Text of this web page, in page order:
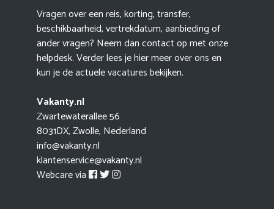
Vragen over een reis, korting, transfer,
beschikbaarheid, vertrekdatum, aanbieding of
ander vragen? Neem dan contact op met onze
helpdesk. Verder lees je hier meerover onsen
kun je de actuelevacaturesbekijken.
Vakanty.nl
Zwartewaterallee 56
8031DX, Zwolle, Nederland
info@vakanty.nl
klantenservice@vakanty.nl
Webcare via